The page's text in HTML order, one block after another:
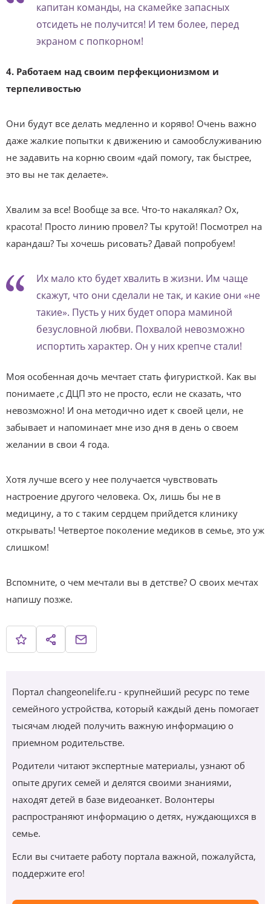
капитан команды, на скамейке запасных
отсидеть не получится! И тем более, перед
экраном с попкорном!
4. Работаем над своим перфекционизмом и
терпеливостью
Они будут все делать медленно и коряво! Очень важно
даже жалкие попытки к движению и самообслуживанию
не задавить на корню своим «дай помогу, так быстрее,
это вы не так делаете».
Хвалим за все! Вообще за все. Что-то накалякал? Ох,
красота! Просто линию провел? Ты крутой! Посмотрел на
карандаш? Ты хочешь рисовать? Давай попробуем!
Их мало кто будет хвалить в жизни. Им чаще
скажут, что они сделали не так, и какие они «не
такие». Пусть у них будет опора маминой
безусловной любви. Похвалой невозможно
испортить характер. Он у них крепче стали!
Моя особенная дочь мечтает стать фигуристкой. Как вы
понимаете ,с ДЦП это не просто, если не сказать, что
невозможно! И она методично идет к своей цели, не
забывает и напоминает мне изо дня в день о своем
желании в свои 4 года.
Хотя лучше всего у нее получается чувствовать
настроение другого человека. Ох, лишь бы не в
медицину, а то с таким сердцем прийдется клинику
открывать! Четвертое поколение медиков в семье, это уж
слишком!
Вспомните, о чем мечтали вы в детстве? О своих мечтах
напишу позже.
Портал changeonelife.ru - крупнейший ресурс по теме
семейного устройства, который каждый день помогает
тысячам людей получить важную информацию о
приемном родительстве.
Родители читают экспертные материалы, узнают об
опыте других семей и делятся своими знаниями,
находят детей в базе видеоанкет. Волонтеры
распространяют информацию о детях, нуждающихся в
семье.
Если вы считаете работу портала важной, пожалуйста,
поддержите его!